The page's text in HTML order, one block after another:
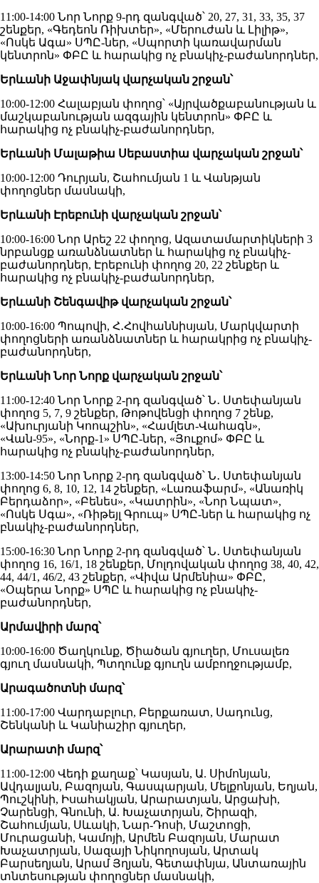
11:00-14:00 Նոր Նորք 9-րդ զանգված՝ 20, 27, 31, 33, 35, 37
շենքեր, «Գեդեոն Ռիխտեր», «Մերուժան և Լիլիթ»,
«Ոսկե Ագա» ՍՊԸ-ներ, «Սպորտի կառավարման
կենտրոն» ՓԲԸ և հարակից ոչ բնակիչ-բաժանորդներ,
Երևանի Աջափնյակ վարչական շրջան՝
10:00-12:00 Հալաբյան փողոց՝ «Այրվածքաբանության և
մաշկաբանության ազգային կենտրոն» ՓԲԸ և
հարակից ոչ բնակիչ-բաժանորդներ,
Երևանի Մալաթիա Սեբաստիա վարչական շրջան՝
10:00-12:00 Դուրյան, Շահումյան 1 և Վանթյան
փողոցներ մասնակի,
Երևանի Էրեբունի վարչական շրջան՝
10:00-16:00 Նոր Արեշ 22 փողոց, Ազատամարտիկների 3
նրբանցք առանձնատներ և հարակից ոչ բնակիչ-
բաժանորդներ, Էրեբունի փողոց 20, 22 շենքեր և
հարակից ոչ բնակիչ-բաժանորդներ,
Երևանի Շենգավիթ վարչական շրջան՝
10:00-16:00 Պոպովի, Հ․Հովհաննիսյան, Մարկվարտի
փողոցների առանձնատներ և հարակրից ոչ բնակիչ-
բաժանորդներ,
Երևանի Նոր Նորք վարչական շրջան՝
11:00-12:40 Նոր Նորք 2-րդ զանգված՝ Ն․ Ստեփանյան
փողոց 5, 7, 9 շենքեր, Թոթովենցի փողոց 7 շենք,
«Ախուրյանի Կոոպշին», «Համլետ-Վահագն»,
«Վան-95», «Նորք-1» ՍՊԸ-ներ, «Յուքոմ» ՓԲԸ և
հարակից ոչ բնակիչ-բաժանորդներ,
13:00-14:50 Նոր Նորք 2-րդ զանգված՝ Ն․ Ստեփանյան
փողոց 6, 8, 10, 12, 14 շենքեր, «Լառաֆարմ», «Անառիկ
Բերդաձոր», «Բենես», «Կատրին», «Նոր Նպատ»,
«Ոսկե Սգա», «Ռիթեյլ Գրուպ» ՍՊԸ-ներ և հարակից ոչ
բնակիչ-բաժանորդներ,
15:00-16:30 Նոր Նորք 2-րդ զանգված՝ Ն․ Ստեփանյան
փողոց 16, 16/1, 18 շենքեր, Մոլդովական փողոց 38, 40, 42,
44, 44/1, 46/2, 43 շենքեր, «Վիվա Արմենիա» ՓԲԸ,
«Օպերա Նորք» ՍՊԸ և հարակից ոչ բնակիչ-
բաժանորդներ,
Արմավիրի մարզ՝
10:00-16:00 Ծաղկունք, Ծիածան գյուղեր, Մուսալեռ
գյուղ մասնակի, Պտղունք գյուղն ամբողջությամբ,
Արագածոտնի մարզ՝
11:00-17:00 Վարդաբլուր, Բերքառատ, Սադունց,
Շենկանի և Կանիաշիր գյուղեր,
Արարատի մարզ՝
11:00-12:00 Վեդի քաղաք՝ Կասյան, Ա. Սիմոնյան,
Ավդալյան, Բազոյան, Գասպարյան, Մելքոնյան, Եղյան,
Պուշկինի, Իսահակյան, Արարատյան, Արցախի,
Չարենցի, Գնունի, Ա. Խաչատրյան, Շիրազի,
Շահումյան, Սևակի, Նար-Դոսի, Մաշտոցի,
Մուրացանի, Կամոյի, Արմեն Բազոյան, Մարատ
Խաչատրյան, Սազայի Նիկողոսյան, Արտակ
Բարսեղյան, Արամ Յղյան, Գետափնյա, Անտառային
տնտեսության փողոցներ մասնակի,